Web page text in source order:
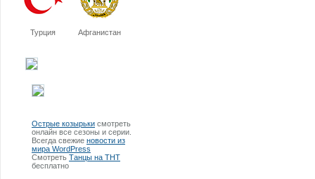
Турция Афганистан
Острые козырьки смотреть
онлайн все сезоны и серии.
Всегда свежие новости из
мира WordPress
Смотреть Танцы на ТНТ
бесплатно